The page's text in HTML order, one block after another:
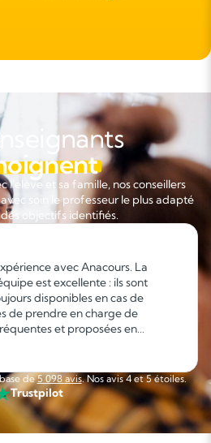
l'élève et sa famille, nos conseillers
soin le professeur le plus adapté
objectifs identifiés.
avec Anacours. La
est excellente : ils sont
disponibles en cas de
de prendre en charge de
et proposées en
ce qui permet d’organiser
que je recommande sans
de5 098 avis. Nos avis 4 et 5 étoiles.
Trustpilot